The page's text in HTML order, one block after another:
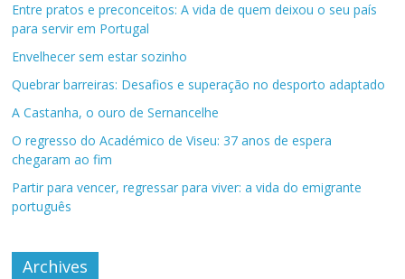
Entre pratos e preconceitos: A vida de quem deixou o seu país
para servir em Portugal
Envelhecer sem estar sozinho
Quebrar barreiras: Desafios e superação no desporto adaptado
A Castanha, o ouro de Sernancelhe
O regresso do Académico de Viseu: 37 anos de espera
chegaram ao fim
Partir para vencer, regressar para viver: a vida do emigrante
português
Archives